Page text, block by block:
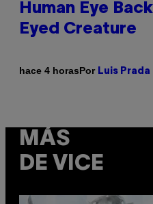
Human Eye
Eyed Creature
hace 4 horasPor Luis Prada
MÁS
DE VICE